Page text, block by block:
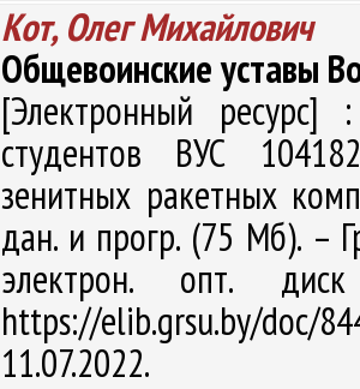
Кот, Олег Михайлович
Общевоинские уставы
[Электронный ресурс]
студентов ВУС
зенитных ракетных
дан. и прогр. (75 Мб). –
электрон. опт.
https://elib.grsu.by/
11.07.2022.